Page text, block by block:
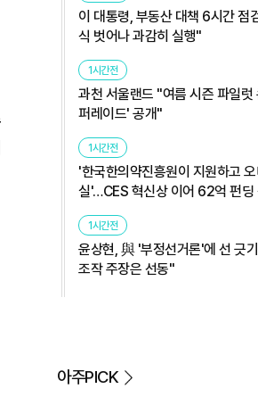
이 대통령, 부동산 대책 6시간 점
식 벗어나 과감히 실행"
1시간전
과천 서울랜드 "여름 시즌 파일럿
퍼레이드' 공개"
1시간전
'한국한의약진흥원이 지원하고
실'…CES 혁신상 이어 62억 펀딩
1시간전
윤상현, 與 '부정선거론'에 선 긋
조작 주장은 선동"
아주PICK